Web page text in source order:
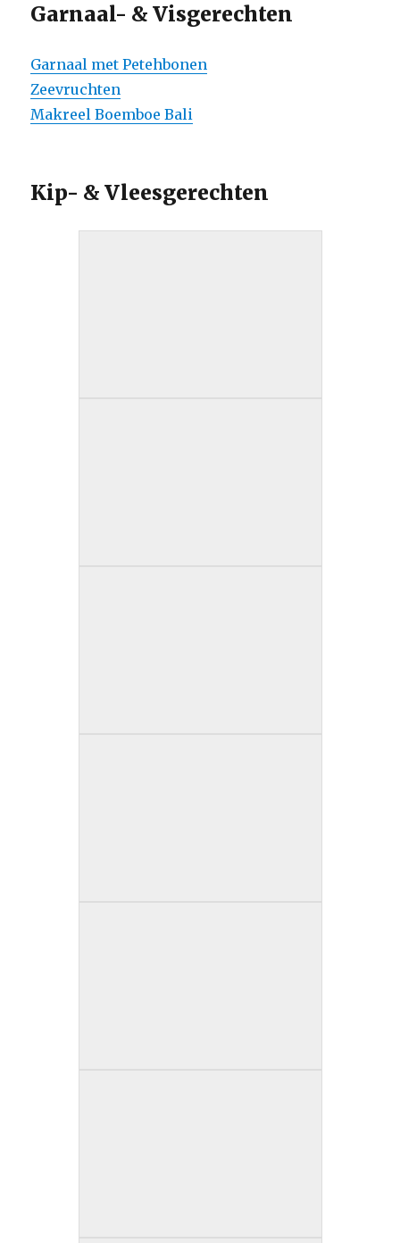
Garnaal- & Visgerechten
Garnaal met Petehbonen
Zeevruchten
Makreel Boemboe Bali
Kip- & Vleesgerechten